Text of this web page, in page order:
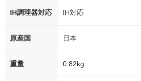
IH調理器対応 IH対応
原産国 日本
重量 0.82kg